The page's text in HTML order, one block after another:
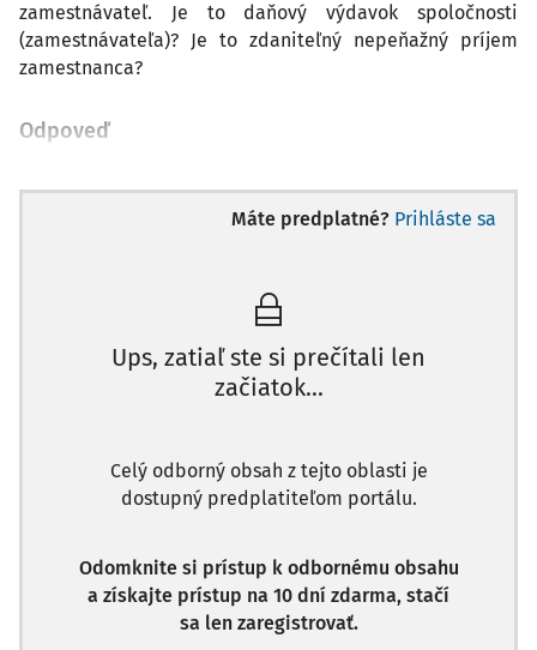
zamestnávateľ. Je to daňový výdavok spoločnosti
(zamestnávateľa)? Je to zdaniteľný nepeňažný príjem
zamestnanca?
Odpoveď
Máte predplatné? Prihláste sa
Ups, zatiaľ ste si prečítali len
začiatok...
Celý odborný obsah z tejto oblasti je
dostupný predplatiteľom portálu.
Odomknite si prístup k odbornému obsahu
a získajte prístup na 10 dní zdarma, stačí
sa len zaregistrovať.